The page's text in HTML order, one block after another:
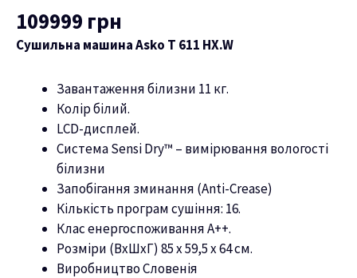
109999 грн
Сушильна машина Asko T 611 HX.W
Завантаження білизни 11 кг.
Колір білий.
LCD-дисплей.
Система Sensi Dry™ – вимірювання вологості
білизни
Запобігання зминання (Anti-Crease)
Кількість програм сушіння: 16.
Клас енергоспоживання А++.
Розміри (ВхШхГ) 85 х 59,5 х 64 см.
Виробництво Словенія